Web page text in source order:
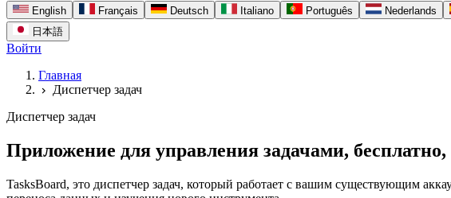
English Français Deutsch Italiano Português Nederlands
日本語
Войти
Главная
chevron_right
Диспетчер задач
Диспетчер задач
Приложение для управления задачами, бесплатно,
TasksBoard, это диспетчер задач, который работает с вашим существующим